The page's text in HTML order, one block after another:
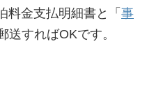
料金支払明細書と「 事
送すればOKです。